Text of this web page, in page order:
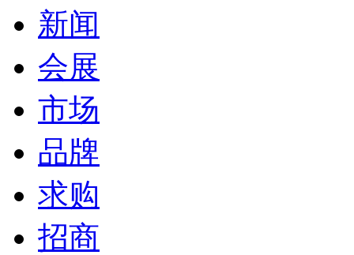
新闻
会展
市场
品牌
求购
招商